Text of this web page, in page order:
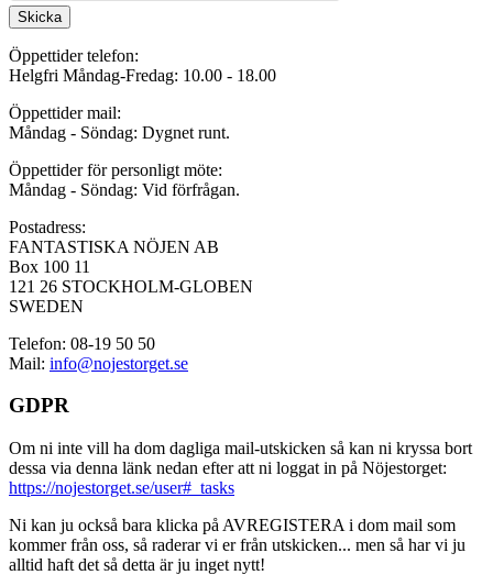
Skicka
Öppettider telefon:
Helgfri Måndag-Fredag: 10.00 - 18.00
Öppettider mail:
Måndag - Söndag: Dygnet runt.
Öppettider för personligt möte:
Måndag - Söndag: Vid förfrågan.
Postadress:
FANTASTISKA NÖJEN AB
Box 100 11
121 26 STOCKHOLM-GLOBEN
SWEDEN
Telefon: 08-19 50 50
Mail: info@nojestorget.se
GDPR
Om ni inte vill ha dom dagliga mail-utskicken så kan ni kryssa bort
dessa via denna länk nedan efter att ni loggat in på Nöjestorget:
https://nojestorget.se/user#_tasks
Ni kan ju också bara klicka på AVREGISTERA i dom mail som
kommer från oss, så raderar vi er från utskicken... men så har vi ju
alltid haft det så detta är ju inget nytt!